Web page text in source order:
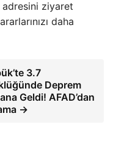
ziyaret
daha
3.7
Deprem
Geldi! AFAD’dan
→